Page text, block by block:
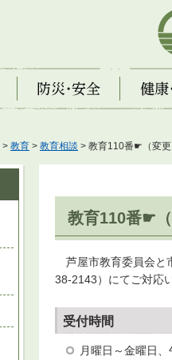
防災・安全 健康・福
> 教育 > 教育相談 > 教育110番☛（変
教育110番☛
芦屋市教育委員会と
38-2143）にてご対応
受付時間
月曜日～金曜日